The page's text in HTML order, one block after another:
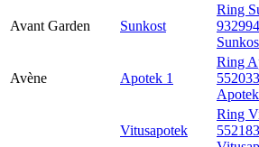
Avant Garden Sunkost
Ring
Avène Apotek 1
Ring
Vitusapotek
Ring